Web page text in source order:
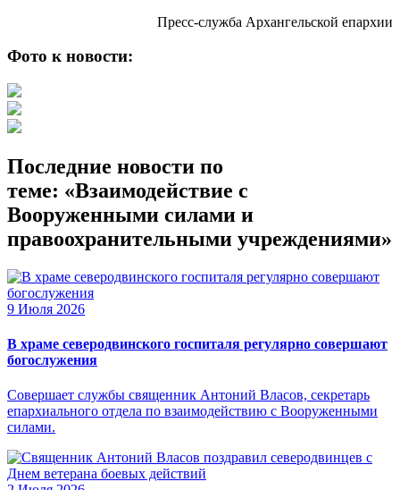
Пресс-служба Архангельской епархии
Фото к новости:
Последние новости по
теме: «Взаимодействие с
Вооруженными силами и
правоохранительными учреждениями»
9 Июля 2026
В храме северодвинского госпиталя регулярно совершают
богослужения
Совершает службы священник Антоний Власов, секретарь
епархиального отдела по взаимодействию с Вооруженными
силами.